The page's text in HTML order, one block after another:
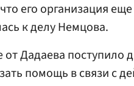
его организация
к делу Немцова.
от Дадаева поступило
помощь в связи с